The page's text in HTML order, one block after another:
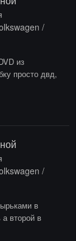
/
из
просто двд,
/
в
второй в